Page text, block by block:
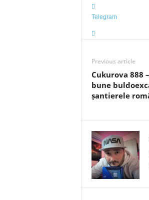
Telegram
Previous article
Cukurova 888
bune
șantierele